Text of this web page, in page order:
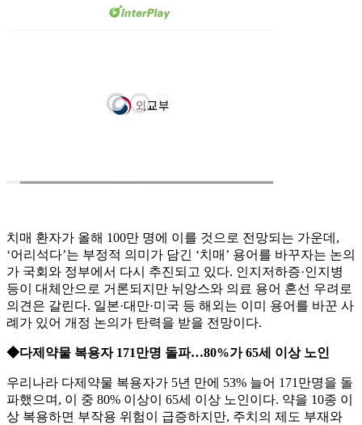
치매 환자가 올해 100만 명에 이를 것으로 전망되는 가운데,
‘어리석다’는 부정적 의미가 담긴 ‘치매’ 용어를 바꾸자는 논의
가 국회와 정부에서 다시 추진되고 있다. 인지저하증·인지병
등이 대체안으로 거론되지만 뉘앙스와 의료 용어 혼선 우려로
의견은 갈린다. 일본·대만·미국 등 해외는 이미 용어를 바꾼 사
례가 있어 개정 논의가 탄력을 받을 전망이다.
◆다제약물 복용자 171만명 돌파…80%가 65세 이상 노인
우리나라 다제약물 복용자가 5년 만에 53% 늘어 171만명을 돌
파했으며, 이 중 80% 이상이 65세 이상 노인이다. 약을 10종 이
상 복용하면 부작용 위험이 급증하지만, 주치의 제도 부재와